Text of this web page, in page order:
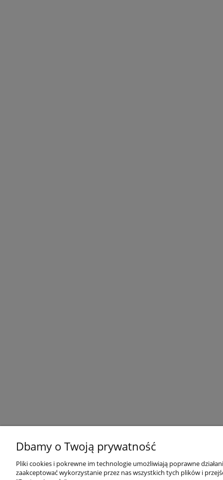
Dbamy o Twoją prywatność
Pliki cookies i pokrewne im technologie umożliwiają poprawne
zaakceptować wykorzystanie przez nas wszystkich tych plików i